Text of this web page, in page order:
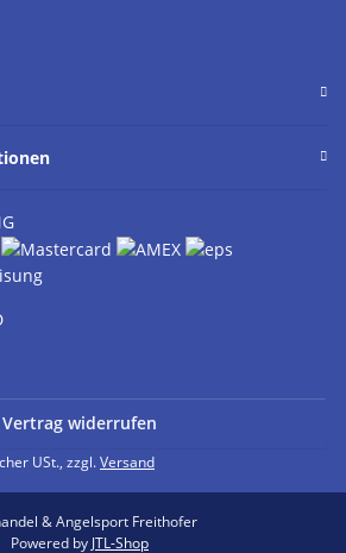
Vertrag widerrufen
USt., zzgl.Versand
& Angelsport Freithofer
Powered by JTL-Shop